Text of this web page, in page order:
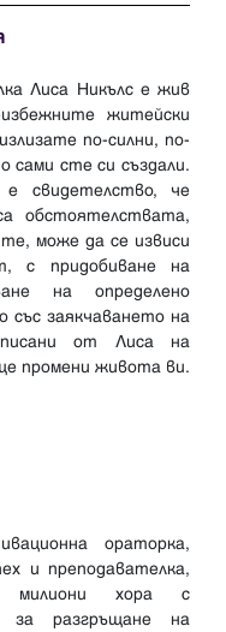
Лиса Никълс е жив
житейски
по-силни, по-
сами сте си създали.
свидетелство, че
обстоятелствата,
може да се извиси
с придобиване на
на определено
със заякчаването на
от Лиса на
промени живота ви.
ораторка,
и преподавателка,
хора с
за разгръщане на